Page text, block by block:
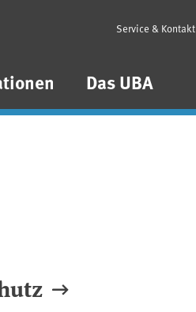
Das UBA
Service & Kontakt